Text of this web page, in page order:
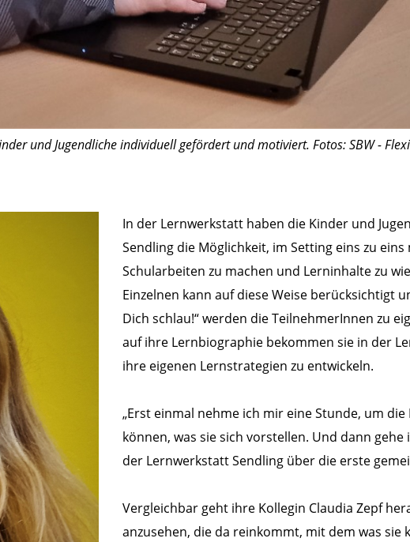
und Jugendliche individuell gefördert und motiviert. Fotos: SBW -
In der Lernwerkstatt haben die Kinder und
Sendling die Möglichkeit, im Setting eins zu
Schularbeiten zu machen und Lerninhalte zu
Einzelnen kann auf diese Weise berücksichtigt
Dich schlau!“ werden die TeilnehmerInnen zu
auf ihre Lernbiographie bekommen sie in der
ihre eigenen Lernstrategien zu entwickeln.
„Erst einmal nehme ich mir eine Stunde, um
können, was sie sich vorstellen. Und dann
der Lernwerkstatt Sendling über die erste
Vergleichbar geht ihre Kollegin Claudia Zepf
anzusehen, die da reinkommt, mit dem was